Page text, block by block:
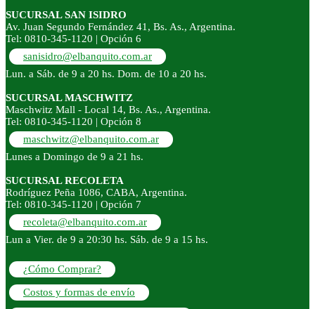
SUCURSAL SAN ISIDRO
Av. Juan Segundo Fernández 41, Bs. As., Argentina.
Tel: 0810-345-1120 | Opción 6
sanisidro@elbanquito.com.ar
Lun. a Sáb. de 9 a 20 hs. Dom. de 10 a 20 hs.
SUCURSAL MASCHWITZ
Maschwitz Mall - Local 14, Bs. As., Argentina.
Tel: 0810-345-1120 | Opción 8
maschwitz@elbanquito.com.ar
Lunes a Domingo de 9 a 21 hs.
SUCURSAL RECOLETA
Rodríguez Peña 1086, CABA, Argentina.
Tel: 0810-345-1120 | Opción 7
recoleta@elbanquito.com.ar
Lun a Vier. de 9 a 20:30 hs. Sáb. de 9 a 15 hs.
¿Cómo Comprar?
Costos y formas de envío